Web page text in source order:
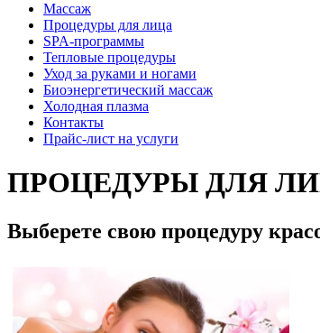
Массаж
Процедуры для лица
SPA-программы
Тепловые процедуры
Уход за руками и ногами
Биоэнергетический массаж
Холодная плазма
Контакты
Прайс-лист на услуги
ПРОЦЕДУРЫ ДЛЯ
Выберете свою процедуру